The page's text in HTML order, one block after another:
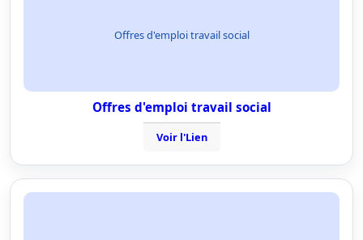
Offres d'emploi travail social
Offres d'emploi travail social
Voir l'Lien